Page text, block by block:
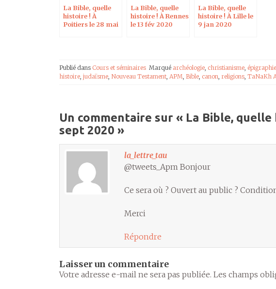
La Bible, quelle
histoire ! À
Poitiers le 28 mai
La Bible, quelle
histoire ! À Rennes
le 13 fév 2020
La Bible, quelle
histoire ! À Lille le
9 jan 2020
Publié dans Cours et séminaires Marqué archéologie, christianisme,
histoire, judaïsme, Nouveau Testament, APM, Bible, canon, religions, TaNaKh
Un commentaire sur « La Bible,
sept 2020 »
la_lettre_tau
@tweets_Apm Bonjour
Ce sera où ? Ouvert au public ?
Merci
Répondre
Laisser un commentaire
Votre adresse e-mail ne sera pas publiée. Les champs